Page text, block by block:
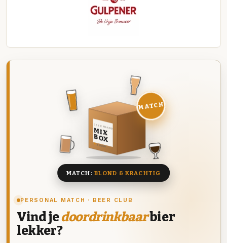
PERSONAL MATCH · BEER CLUB
Vind jedoordrinkbaarbier
lekker?
DEZE MAAND
MIX
BOX
8 BIEREN
MATCH
MATCH: BLOND & KRACHTIG